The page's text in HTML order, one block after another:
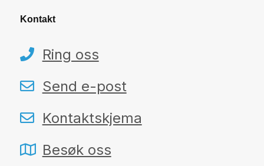
Kontakt
Ring oss
Send e-post
Kontaktskjema
Besøk oss